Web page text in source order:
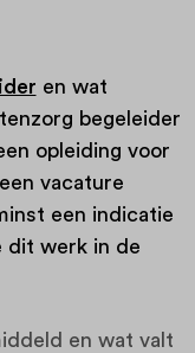
en wat
begeleider
opleiding voor
vacature
een indicatie
dit werk in de
en wat valt